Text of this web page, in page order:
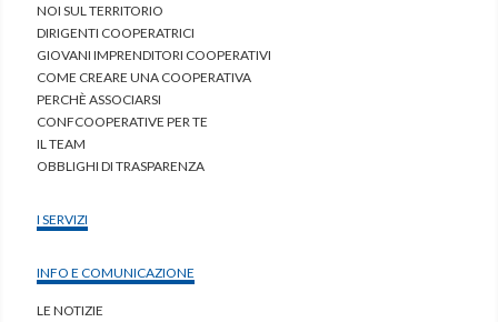
NOI SUL TERRITORIO
DIRIGENTI COOPERATRICI
GIOVANI IMPRENDITORI COOPERATIVI
COME CREARE UNA COOPERATIVA
PERCHÈ ASSOCIARSI
CONFCOOPERATIVE PER TE
IL TEAM
OBBLIGHI DI TRASPARENZA
I SERVIZI
INFO E COMUNICAZIONE
LE NOTIZIE